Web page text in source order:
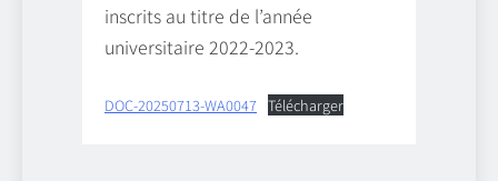
inscrits au titre de l’année
universitaire 2022-2023.
DOC-20250713-WA0047 Télécharger